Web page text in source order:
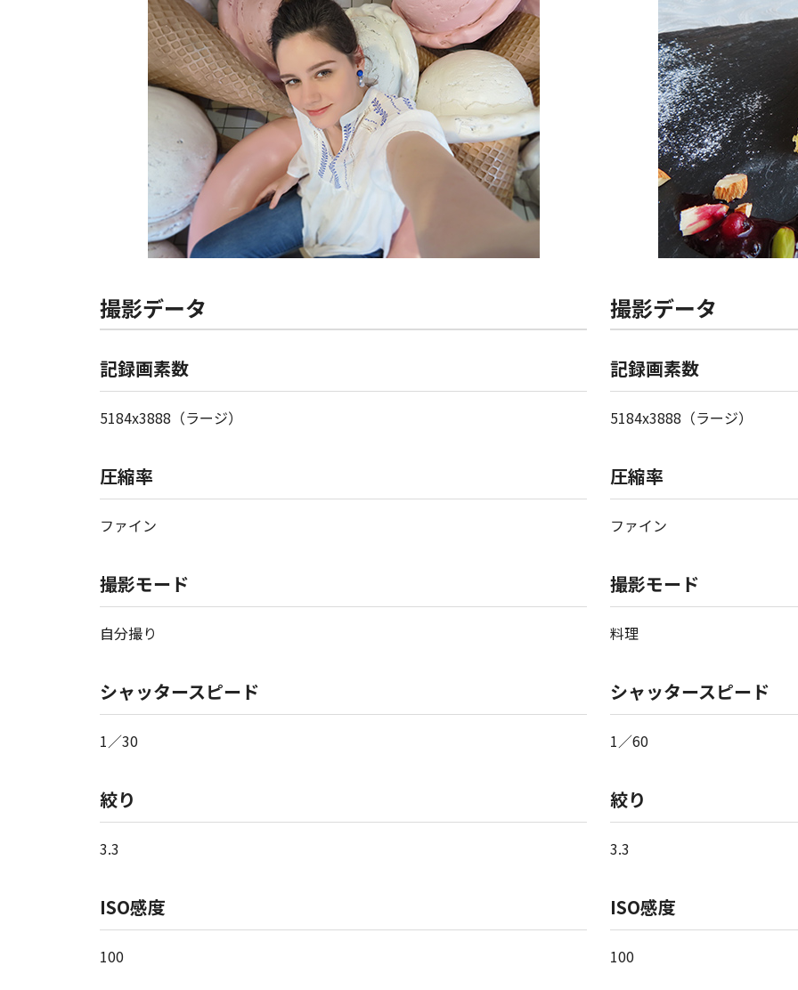
撮影データ
記録画素数
5184x3888（ラージ）
圧縮率
ファイン
撮影モード
自分撮り
シャッタースピード
1／30
絞り
3.3
ISO感度
100
撮影データ
記録画素数
5184x3888（ラージ）
圧縮率
ファイン
撮影モード
料理
シャッタースピード
1／60
絞り
3.3
ISO感度
100